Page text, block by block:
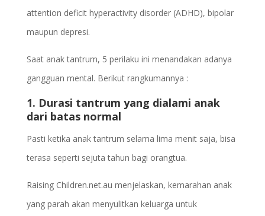
attention deficit hyperactivity disorder (ADHD), bipolar
maupun depresi.
Saat anak tantrum, 5 perilaku ini menandakan adanya
gangguan mental. Berikut rangkumannya :
1. Durasi tantrum yang dialami anak
dari batas normal
Pasti ketika anak tantrum selama lima menit saja, bisa
terasa seperti sejuta tahun bagi orangtua.
Raising Children.net.au menjelaskan, kemarahan anak
yang parah akan menyulitkan keluarga untuk